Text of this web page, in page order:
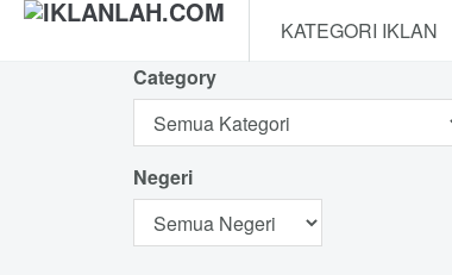
KATEGORI IKLAN
Category
Negeri